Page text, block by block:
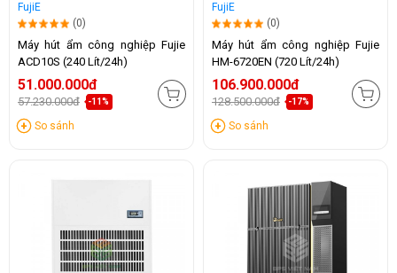
FujiE
(0)
Máy hút ẩm công nghiệp Fujie
ACD10S (240 Lít/24h)
51.000.000đ
57.230.000đ -11%
So sánh
FujiE
(0)
Máy hút ẩm công nghiệp Fujie
HM-6720EN (720 Lít/24h)
106.900.000đ
128.500.000đ -17%
So sánh